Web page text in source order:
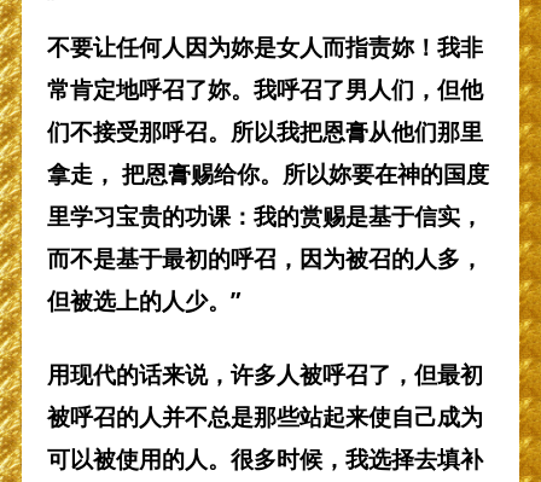
不要让任何人因为妳是女人而指责妳！我非
常肯定地呼召了妳。我呼召了男人们，但他
们不接受那呼召。所以我把恩膏从他们那里
拿走， 把恩膏赐给你。所以妳要在神的国度
里学习宝贵的功课：我的赏赐是基于信实，
而不是基于最初的呼召，因为被召的人多，
但被选上的人少。”
用现代的话来说，许多人被呼召了，但最初
被呼召的人并不总是那些站起来使自己成为
可以被使用的人。很多时候，我选择去填补